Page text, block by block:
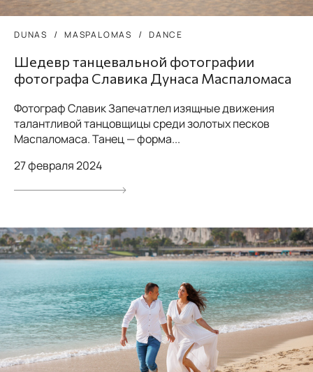
DUNAS MASPALOMAS DANCE
Шедевр танцевальной фотографии
фотографа Славика Дунаса Маспаломаса
Фотограф Славик Запечатлел изящные движения
талантливой танцовщицы среди золотых песков
Маспаломаса. Танец — форма...
27 февраля 2024